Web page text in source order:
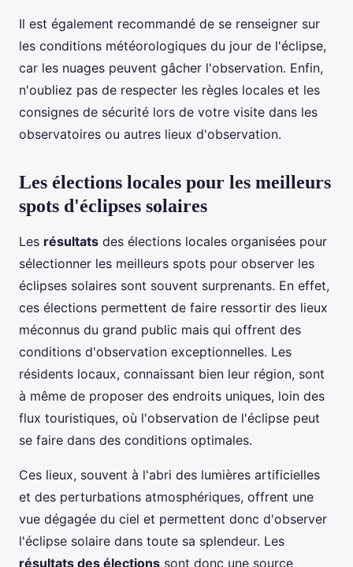
Il est également recommandé de se renseigner sur
les conditions météorologiques du jour de l'éclipse,
car les nuages peuvent gâcher l'observation. Enfin,
n'oubliez pas de respecter les règles locales et les
consignes de sécurité lors de votre visite dans les
observatoires ou autres lieux d'observation.
Les élections locales pour les meilleurs
spots d'éclipses solaires
Les résultats des élections locales organisées pour
sélectionner les meilleurs spots pour observer les
éclipses solaires sont souvent surprenants. En effet,
ces élections permettent de faire ressortir des lieux
méconnus du grand public mais qui offrent des
conditions d'observation exceptionnelles. Les
résidents locaux, connaissant bien leur région, sont
à même de proposer des endroits uniques, loin des
flux touristiques, où l'observation de l'éclipse peut
se faire dans des conditions optimales.
Ces lieux, souvent à l'abri des lumières artificielles
et des perturbations atmosphériques, offrent une
vue dégagée du ciel et permettent donc d'observer
l'éclipse solaire dans toute sa splendeur. Les
résultats des élections sont donc une source